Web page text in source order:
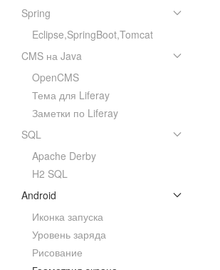
Spring
Eclipse,SpringBoot,Tomcat
CMS на Java
OpenCMS
Тема для Liferay
Заметки по Liferay
SQL
Apache Derby
H2 SQL
Android
Иконка запуска
Уровень заряда
Рисование